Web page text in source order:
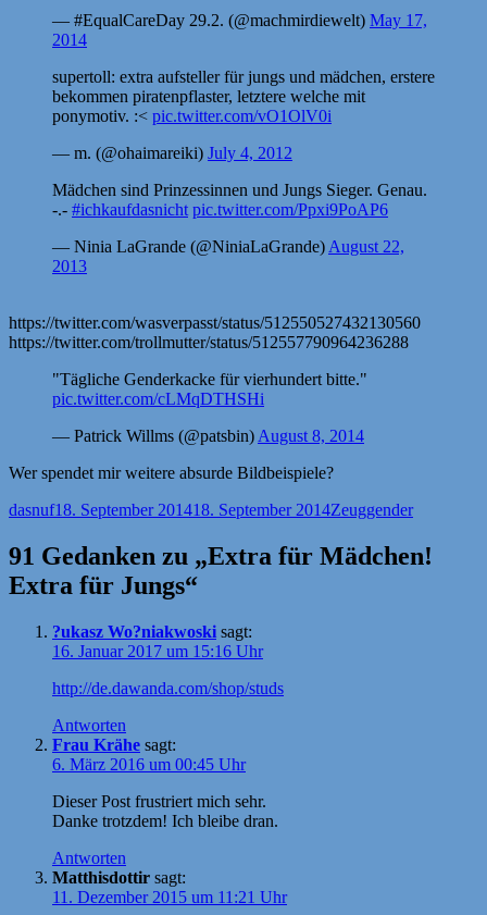
— #EqualCareDay 29.2. (@machmirdiewelt) May 17,
2014
supertoll: extra aufsteller für jungs und mädchen, erstere
bekommen piratenpflaster, letztere welche mit
ponymotiv. :< pic.twitter.com/vO1OlV0i
— m. (@ohaimareiki) July 4, 2012
Mädchen sind Prinzessinnen und Jungs Sieger. Genau.
-.- #ichkaufdasnicht pic.twitter.com/Ppxi9PoAP6
— Ninia LaGrande (@NiniaLaGrande) August 22,
2013
https://twitter.com/wasverpasst/status/512550527432130560
https://twitter.com/trollmutter/status/512557790964236288
"Tägliche Genderkacke für vierhundert bitte."
pic.twitter.com/cLMqDTHSHi
— Patrick Willms (@patsbin) August 8, 2014
Wer spendet mir weitere absurde Bildbeispiele?
Autor
dasnufVeröffentlicht
18. September 201418. September 2014Kategorien
ZeugSchlagwörter
gender
91 Gedanken zu „Extra für Mädchen!
Extra für Jungs“
?ukasz Wo?niakwoski sagt:
16. Januar 2017 um 15:16 Uhr
http://de.dawanda.com/shop/studs
Antworten
Frau Krähe sagt:
6. März 2016 um 00:45 Uhr
Dieser Post frustriert mich sehr.
Danke trotzdem! Ich bleibe dran.
Antworten
Matthisdottir sagt:
11. Dezember 2015 um 11:21 Uhr